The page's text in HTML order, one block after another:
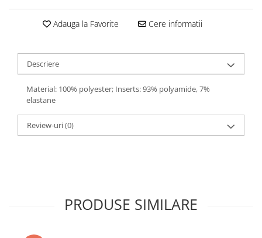
Adauga la Favorite Cere informatii
Descriere
Material: 100% polyester; Inserts: 93% polyamide, 7%
elastane
Review-uri(0)
PRODUSE SIMILARE